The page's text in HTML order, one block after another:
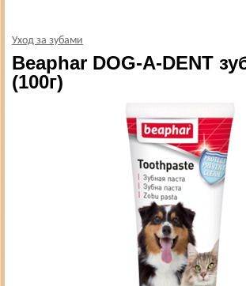
Уход за зубами
Beaphar DOG-A-DENT
(100г)